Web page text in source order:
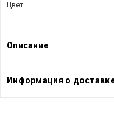
Цвет
Описание
Информация о